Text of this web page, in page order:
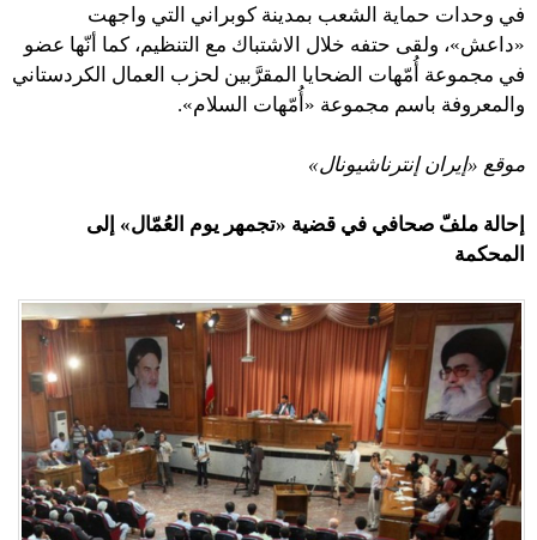
في وحدات حماية الشعب بمدينة كوبراني التي واجهت
«داعش»، ولقى حتفه خلال الاشتباك مع التنظيم، كما أنّها عضو
في مجموعة أُمّهات الضحايا المقرَّبين لحزب العمال الكردستاني
والمعروفة باسم مجموعة «أُمّهات السلام».
موقع «إيران إنترناشيونال»
إحالة ملفّ صحافي في قضية «تجمهر يوم العُمّال» إلى
المحكمة